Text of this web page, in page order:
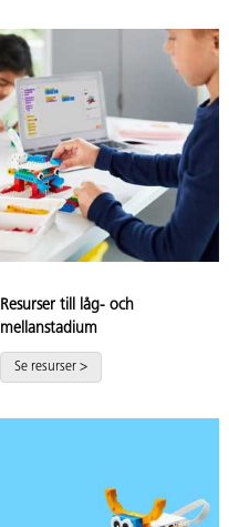
Resurser till låg- och
mellanstadium
Se resurser >